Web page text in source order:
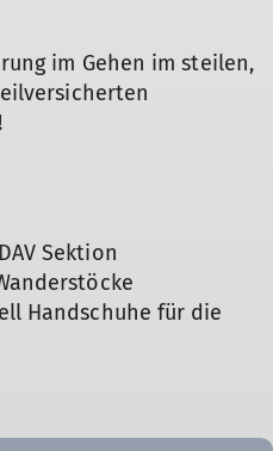
im Gehen im steilen,
Sektion
Handschuhe für die